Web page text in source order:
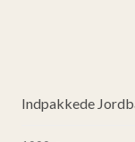
Indpakkede